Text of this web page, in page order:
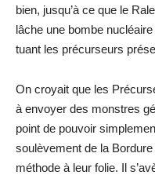
bien, jusqu’à ce que le
lâche une bombe
tuant les précurseurs
On croyait que les
à envoyer des monstres
point de pouvoir
soulèvement de la
méthode à leur folie. Il